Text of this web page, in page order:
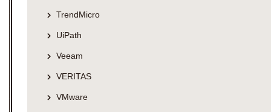
TrendMicro
UiPath
Veeam
VERITAS
VMware